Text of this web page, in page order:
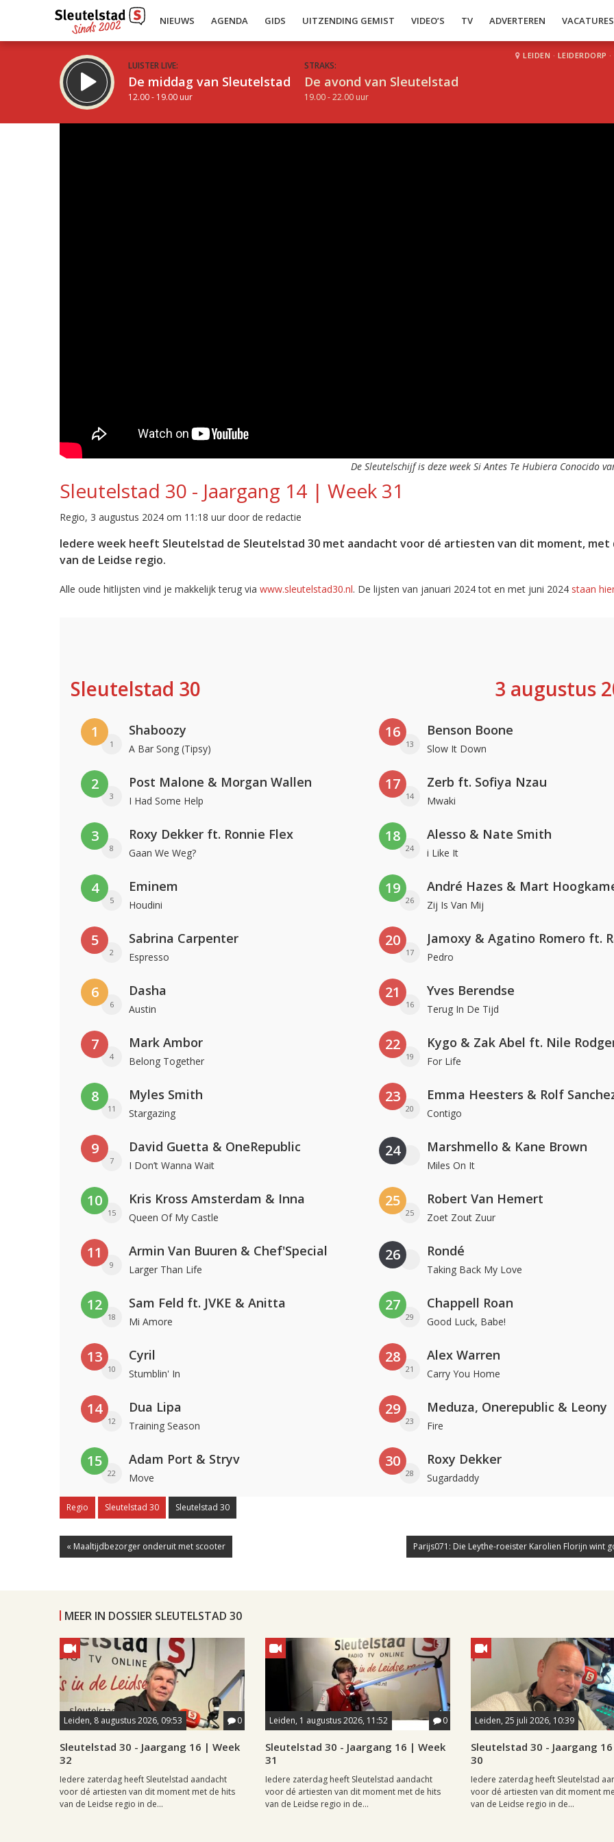
NIEUWS AGENDA GIDS UITZENDING GEMIST VIDEO’S TV ADVERTEREN VACATURES
LUISTER LIVE:
De middag van Sleutelstad
12.00 - 19.00 uur
STRAKS:
De avond van Sleutelstad
19.00 - 22.00 uur
LEIDEN · LEIDERDORP ·
De Sleutelschijf is deze week Si Antes Te Hubiera Conocido
Sleutelstad 30 - Jaargang 14 | Week 31
Regio, 3 augustus 2024 om 11:18 uur door de redactie
Iedere week heeft Sleutelstad de Sleutelstad 30 met aandacht voor dé artiesten van dit moment, met
van de Leidse regio.
Alle oude hitlijsten vind je makkelijk terug via www.sleutelstad30.nl. De lijsten van januari 2024 tot en met juni 2024 staan
Sleutelstad 30 3 augustus
1
1
Shaboozy
A Bar Song (Tipsy)
2
3
Post Malone & Morgan Wallen
I Had Some Help
3
8
Roxy Dekker ft. Ronnie Flex
Gaan We Weg?
4
5
Eminem
Houdini
5
2
Sabrina Carpenter
Espresso
6
6
Dasha
Austin
7
4
Mark Ambor
Belong Together
8
11
Myles Smith
Stargazing
9
7
David Guetta & OneRepublic
I Don’t Wanna Wait
10
15
Kris Kross Amsterdam & Inna
Queen Of My Castle
11
9
Armin Van Buuren & Chef'Special
Larger Than Life
12
18
Sam Feld ft. JVKE & Anitta
Mi Amore
13
10
Cyril
Stumblin' In
14
12
Dua Lipa
Training Season
15
22
Adam Port & Stryv
Move
16
13
Benson Boone
Slow It Down
17
14
Zerb ft. Sofiya Nzau
Mwaki
18
24
Alesso & Nate Smith
i Like It
19
26
André Hazes & Mart
Zij Is Van Mij
20
17 Pedro
21
16
Yves Berendse
Terug In De Tijd
22
19
Kygo & Zak Abel ft. Nile
For Life
23
20
Emma Heesters & Rolf
Contigo
24 Marshmello & Kane Brown
Miles On It
25
25
Robert Van Hemert
Zoet Zout Zuur
26 Rondé
Taking Back My Love
27
29
Chappell Roan
Good Luck, Babe!
28
21
Alex Warren
Carry You Home
29
23
Meduza, Onerepublic & Leony
Fire
30
28
Roxy Dekker
Sugardaddy
Regio Sleutelstad 30 Sleutelstad 30
« Maaltijdbezorger onderuit met scooter Parijs071: Die Leythe-roeister Karolien Florijn wint
MEER IN DOSSIER SLEUTELSTAD 30
Leiden, 8 augustus 2026, 09:53 0
Sleutelstad 30 - Jaargang 16 | Week
32
Iedere zaterdag heeft Sleutelstad aandacht
voor dé artiesten van dit moment met de hits
van de Leidse regio in de...
Leiden, 1 augustus 2026, 11:52 0
Sleutelstad 30 - Jaargang 16 | Week
31
Iedere zaterdag heeft Sleutelstad aandacht
voor dé artiesten van dit moment met de hits
van de Leidse regio in de...
Leiden, 25 juli 2026, 10:39
Sleutelstad 30 - Jaargang
30
Iedere zaterdag heeft Sleutelstad
voor dé artiesten van dit moment
van de Leidse regio in de...